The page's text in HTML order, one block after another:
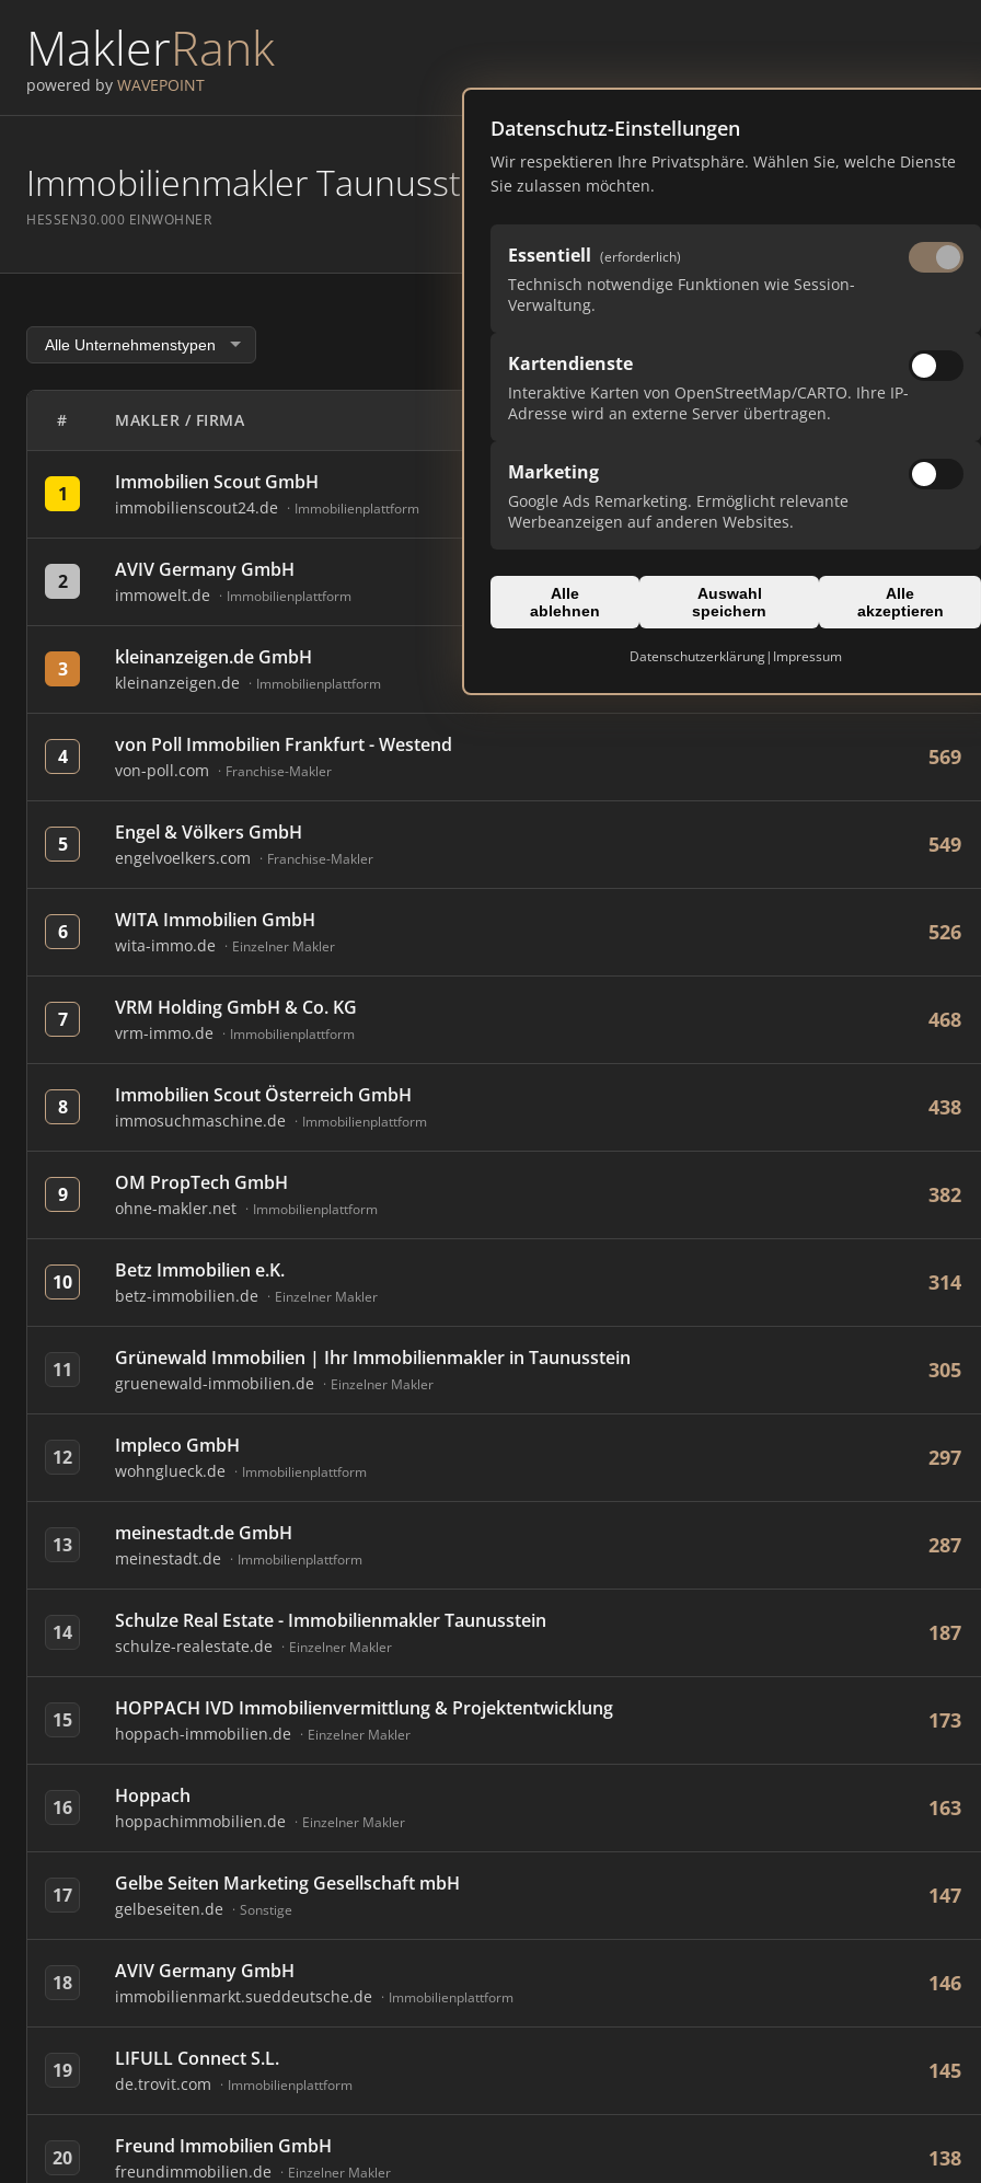
MaklerRank
powered by WAVEPOINT
Datenschutz-Einstellungen
Wir respektieren Ihre Privatsphäre. Wählen Sie, welche Dienste
Sie zulassen möchten.
Essentiell (erforderlich)
Technisch notwendige Funktionen wie Session-
Verwaltung.
Kartendienste
Interaktive Karten von OpenStreetMap/CARTO. Ihre IP-
Adresse wird an externe Server übertragen.
Marketing
Google Ads Remarketing. Ermöglicht relevante
Werbeanzeigen auf anderen Websites.
Alle
ablehnen
Auswahl
speichern
Alle
akzeptieren
Datenschutzerklärung| Impressum
Immobilienmakler Taunusstein – Ranking Juli 2026
HESSEN30.000 EINWOHNER
# MAKLER / FIRMA
1 Immobilien Scout GmbH
immobilienscout24.de Immobilienplattform
772
2 AVIV Germany GmbH
immowelt.de Immobilienplattform
684
3 kleinanzeigen.de GmbH
kleinanzeigen.de Immobilienplattform
4 von Poll Immobilien Frankfurt - Westend
von-poll.com Franchise-Makler
569
5 Engel & Völkers GmbH
engelvoelkers.com Franchise-Makler
549
6 WITA Immobilien GmbH
wita-immo.de Einzelner Makler
526
7 VRM Holding GmbH & Co. KG
vrm-immo.de Immobilienplattform
468
8 Immobilien Scout Österreich GmbH
immosuchmaschine.de Immobilienplattform
438
9 OM PropTech GmbH
ohne-makler.net Immobilienplattform
382
10 Betz Immobilien e.K.
betz-immobilien.de Einzelner Makler
314
11 Grünewald Immobilien | Ihr Immobilienmakler in Taunusstein
gruenewald-immobilien.de Einzelner Makler
305
12 Impleco GmbH
wohnglueck.de Immobilienplattform
297
13 meinestadt.de GmbH
meinestadt.de Immobilienplattform
287
14 Schulze Real Estate - Immobilienmakler Taunusstein
schulze-realestate.de Einzelner Makler
187
15 HOPPACH IVD Immobilienvermittlung & Projektentwicklung
hoppach-immobilien.de Einzelner Makler
173
16 Hoppach
hoppachimmobilien.de Einzelner Makler
163
17 Gelbe Seiten Marketing Gesellschaft mbH
gelbeseiten.de Sonstige
147
18 AVIV Germany GmbH
immobilienmarkt.sueddeutsche.de Immobilienplattform
146
19 LIFULL Connect S.L.
de.trovit.com Immobilienplattform
145
20 Freund Immobilien GmbH
freundimmobilien.de Einzelner Makler
138